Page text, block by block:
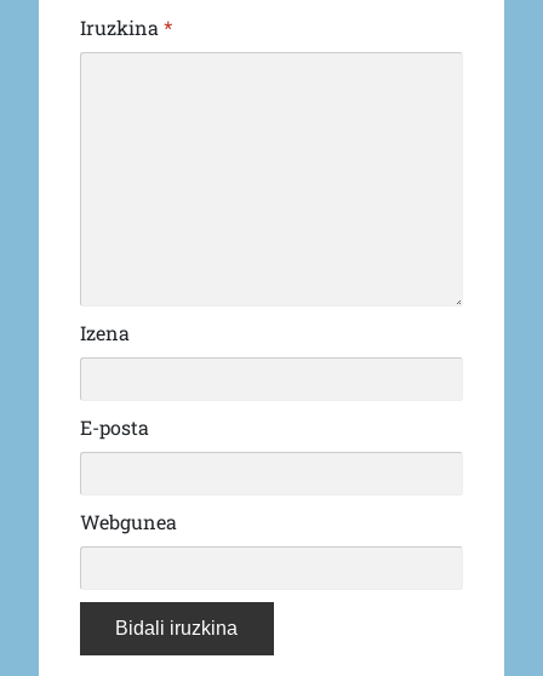
Iruzkina *
Izena
E-posta
Webgunea